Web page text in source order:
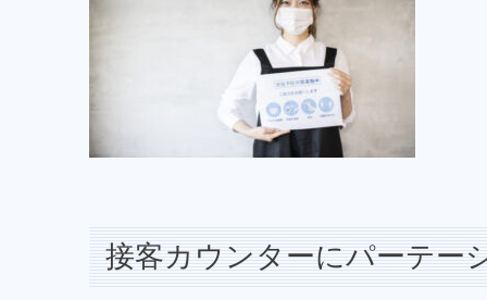
接客カウンターにパーテー